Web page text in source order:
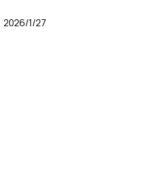
2026/1/27